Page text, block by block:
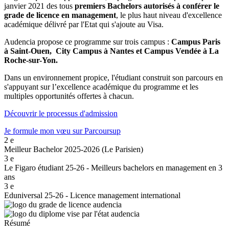
janvier 2021 des tous premiers Bachelors autorisés à conférer le
grade de licence en management, le plus haut niveau d'excellence
académique délivré par l'Etat qui s'ajoute au Visa.
Audencia propose ce programme sur trois campus : Campus Paris
à Saint-Ouen, City Campus à Nantes et Campus Vendée à La
Roche-sur-Yon.
Dans un environnement propice, l'étudiant construit son parcours en
s'appuyant sur l’excellence académique du programme et les
multiples opportunités offertes à chacun.
Découvrir le processus d'admission
Je formule mon vœu sur Parcoursup
2 e
Meilleur Bachelor 2025-2026 (Le Parisien)
3 e
Le Figaro étudiant 25-26 - Meilleurs bachelors en management en 3
ans
3 e
Eduniversal 25-26 - Licence management international
Résumé